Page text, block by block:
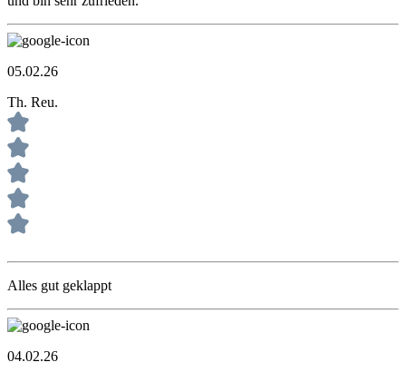
05.02.26
Th. Reu.
Alles gut geklappt
04.02.26